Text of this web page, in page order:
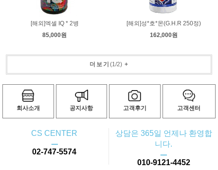
[해외]엑셀 IQ * 2병
85,000원
[해외]성*호*몬(G.H.R 250정)
162,000원
더보기 (1/2)+
회사소개 공지사항 고객후기 고객센터
CS CENTER
ㅡ
02-747-5574
상담은 365일 언제나 환영합
니다.
ㅡ
010-9121-4452